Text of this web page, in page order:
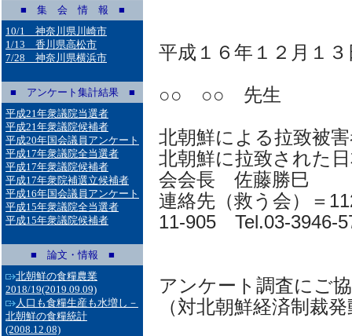
■ 集 会 情 報 ■
10/1 神奈川県川崎市
1/13 香川県高松市
7/28 神奈川県横浜市
■ アンケート集計結果 ■
平成21年衆議院当選者
平成21年衆議院候補者
平成20年国会議員アンケート
平成17年衆議院全当選者
平成17年衆議院候補者
平成17年衆院補選立候補者
平成16年国会議員アンケート
平成15年衆議院全当選者
平成15年衆議院候補者
■ 論文・情報 ■
北朝鮮の食糧農業
2018/19(2019.09.09)
人口も食糧生産も水増し－
北朝鮮の食糧統計
(2008.12.08)
平成１６年１２月１３
○○ ○○ 先生
北朝鮮による拉致被
北朝鮮に拉致された
会会長 佐藤勝巳
連絡先（救う会）＝
11-905 Tel.03-3946-
アンケート調査にご
（対北朝鮮経済制裁